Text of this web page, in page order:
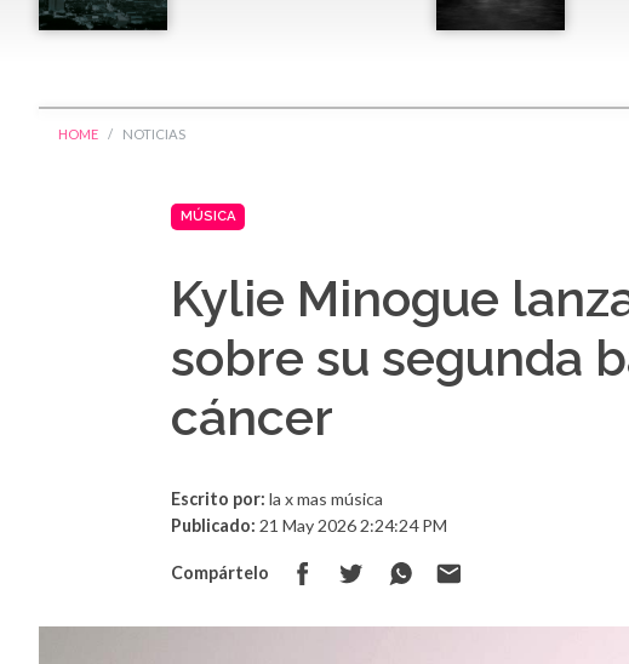
HOME NOTICIAS
MÚSICA
Kylie Minogue
sobre su segunda
cáncer
Escrito por: la x mas música
Publicado: 21 May 2026 2:24:24 PM
Compártelo